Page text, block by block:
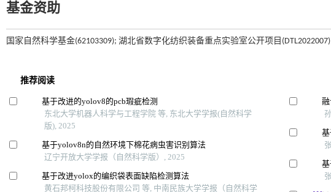
基金资助
国家自然科学基金(62103309); 湖北省数字化纺织装备重点实验室公开项目(DTL2022007)